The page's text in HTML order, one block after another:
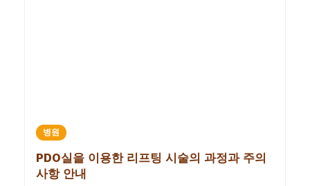
병원
PDO실을 이용한 리프팅 시술의 과정과 주의
사항 안내